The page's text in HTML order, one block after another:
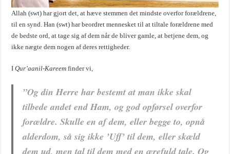
Allah (swt) har gjort det, at hæve stemmen det mindste overfor forældrene,
til en synd. Han (swt) har beordret mennesket til at tiltale forældrene med
de bedste ord, at tage sig af dem når de bliver gamle, at betjene dem, og
ikke nægte dem nogen af deres rettigheder.
IQur’aanil-Kareem finder vi,
”Og din Herre har bestemt at man ikke skal
tilbede andet end Ham, og god opførsel overfor
forældre. Skulle en af dem, eller begge to, opnå
alderdom, så sig ikke ’Uff’ til dem, eller skæld
dem ud, men tal til dem med en ærefuld tale. Og